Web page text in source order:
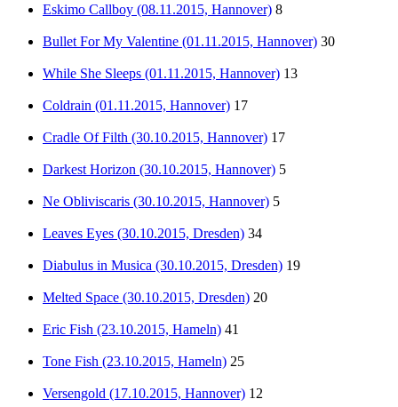
Eskimo Callboy (08.11.2015, Hannover) 8
Bullet For My Valentine (01.11.2015, Hannover) 30
While She Sleeps (01.11.2015, Hannover) 13
Coldrain (01.11.2015, Hannover) 17
Cradle Of Filth (30.10.2015, Hannover) 17
Darkest Horizon (30.10.2015, Hannover) 5
Ne Obliviscaris (30.10.2015, Hannover) 5
Leaves Eyes (30.10.2015, Dresden) 34
Diabulus in Musica (30.10.2015, Dresden) 19
Melted Space (30.10.2015, Dresden) 20
Eric Fish (23.10.2015, Hameln) 41
Tone Fish (23.10.2015, Hameln) 25
Versengold (17.10.2015, Hannover) 12